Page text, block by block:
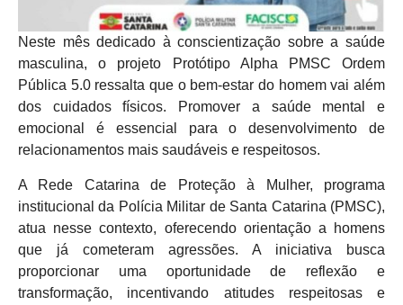
Neste mês dedicado à conscientização sobre a saúde
masculina, o projeto Protótipo Alpha PMSC Ordem
Pública 5.0 ressalta que o bem-estar do homem vai além
dos cuidados físicos. Promover a saúde mental e
emocional é essencial para o desenvolvimento de
relacionamentos mais saudáveis e respeitosos.
A Rede Catarina de Proteção à Mulher, programa
institucional da Polícia Militar de Santa Catarina (PMSC),
atua nesse contexto, oferecendo orientação a homens
que já cometeram agressões. A iniciativa busca
proporcionar uma oportunidade de reflexão e
transformação, incentivando atitudes respeitosas e